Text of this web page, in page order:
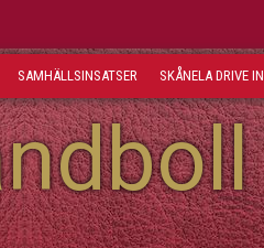
SAMHÄLLSINSATSER SKÅNELA DRIVE IN